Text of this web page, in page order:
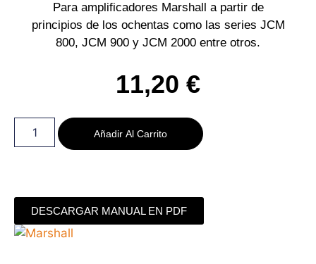
Para amplificadores Marshall a partir de
principios de los ochentas como las series JCM
800, JCM 900 y JCM 2000 entre otros.
11,20 €
Añadir Al Carrito
DESCARGAR MANUAL EN PDF